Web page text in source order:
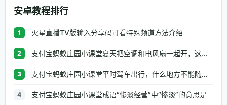
安卓教程排行
1 火星直播TV版输入分享码可看特殊频道方法介绍
2 支付宝蚂蚁庄园小课堂夏天把空调和电风扇一起开，这种做法
3 支付宝蚂蚁庄园小课堂平时驾车出行，什么地方不能随便停车
4 支付宝蚂蚁庄园小课堂成语“惨淡经营”中“惨淡”的意思是